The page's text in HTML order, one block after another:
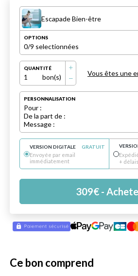
Escapade Bien-être
OPTIONS
0/9 selectionnées
QUANTITÉ
1 bon(s) Vous êtes une
PERSONNALISATION
Pour :
De la part de :
Message :
VERSION DIGITALE GRATUIT
Envoyée par email
immédiatement
+
309€-
Ce bon comprend